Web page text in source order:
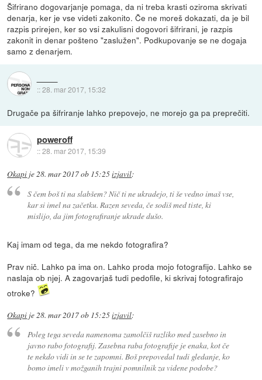
Šifrirano dogovarjanje pomaga, da ni treba krasti oziroma skrivati
denarja, ker je vse videti zakonito. Če ne moreš dokazati, da je bil
razpis prirejen, ker so vsi zakulisni dogovori šifrirani, je razpis
zakonit in denar pošteno "zaslužen". Podkupovanje se ne dogaja
samo z denarjem.
::28. mar 2017, 15:32
Drugače pa šifriranje lahko prepovejo, ne morejo ga pa preprečiti.
poweroff
::28. mar 2017, 15:39
Okapi je28. mar 2017 ob 15:25izjavil:
S čem boš ti na slabšem? Nič ti ne ukradejo, ti še vedno imaš vse,
kar si imel na začetku. Razen seveda, če sodiš med tiste, ki
mislijo, da jim fotografiranje ukrade dušo.
Kaj imam od tega, da me nekdo fotografira?
Prav nič. Lahko pa ima on. Lahko proda mojo fotografijo. Lahko se
naslaja ob njej. A zagovarjaš tudi pedofile, ki skrivaj fotografirajo
otroke?
Okapi je28. mar 2017 ob 15:25izjavil:
Poleg tega seveda namenoma zamolčiš razliko med zasebno in
javno rabo fotografij. Zasebna raba fotografije je enaka, kot če
te nekdo vidi in se te zapomni. Boš prepovedal tudi gledanje, ko
bomo imeli v možganih trajni pomnilnik za videne podobe?